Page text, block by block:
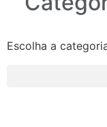
Escolha a